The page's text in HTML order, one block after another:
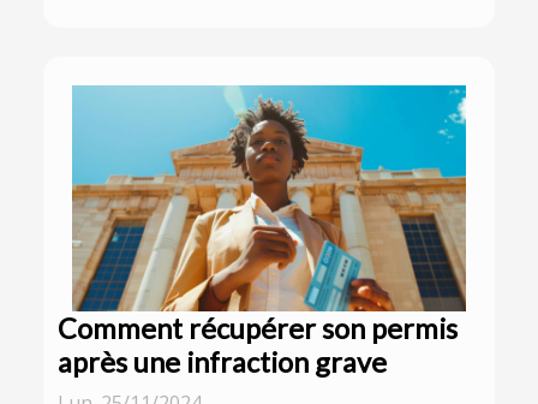
Comment récupérer son permis
après une infraction grave